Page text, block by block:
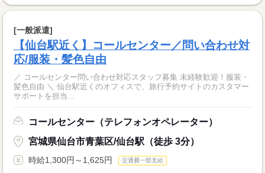
[一般派遣]
【仙台駅近く】コールセンター／問い合わせ対
応/服装・髪色自由
／ コールセンター問い合わせ対応スタッフ募集 未経験歓迎！服装・
髪色自由 ＼ 仙台駅近くのオフィスで、旅行予約サイトのカスタマー
サポートを担当...
コールセンター（テレフォンオペレーター）
宮城県仙台市青葉区/仙台駅（徒歩 3分）
時給1,300円～1,625円 交通費一部支給